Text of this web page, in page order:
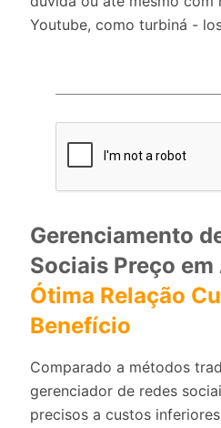
Youtube, como turbiná -
Gerenciamento
Sociais Preço
Ótima Relação
Benefício
Comparado a métodos
gerenciador de redes
precisos a custos